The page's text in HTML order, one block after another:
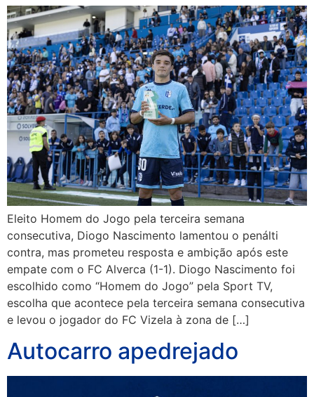
Eleito Homem do Jogo pela terceira semana
consecutiva, Diogo Nascimento lamentou o penálti
contra, mas prometeu resposta e ambição após este
empate com o FC Alverca (1-1). Diogo Nascimento foi
escolhido como “Homem do Jogo” pela Sport TV,
escolha que acontece pela terceira semana consecutiva
e levou o jogador do FC Vizela à zona de […]
Autocarro apedrejado